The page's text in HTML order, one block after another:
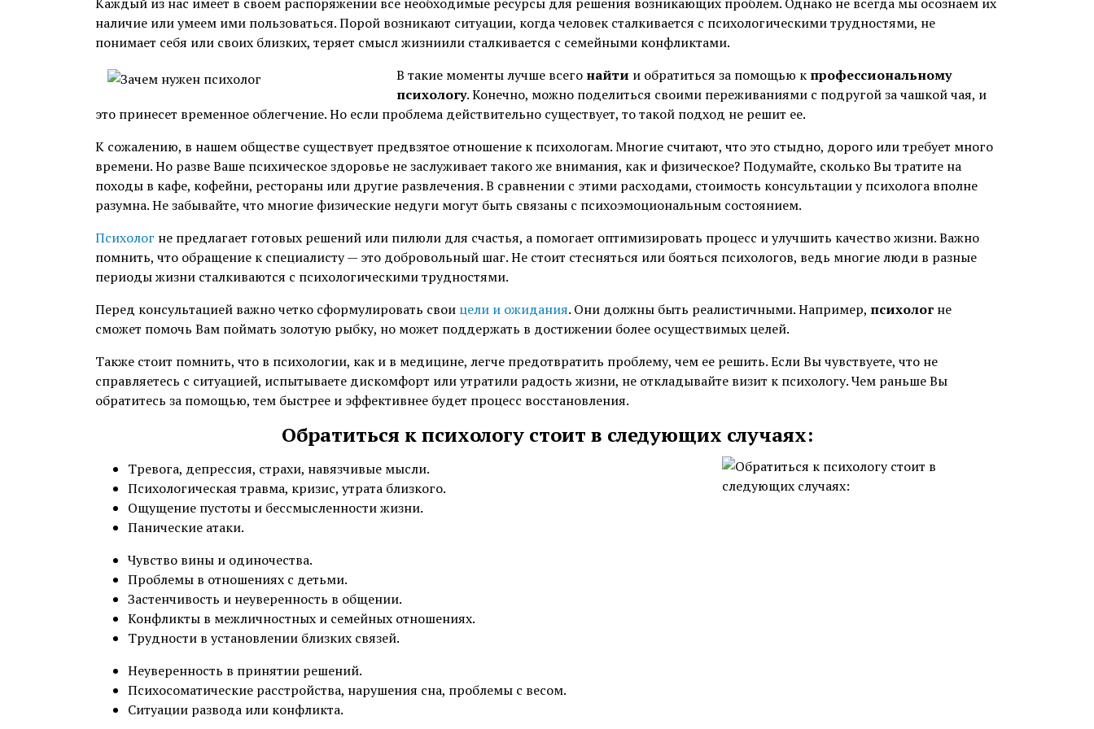
Чего я хочу?
Скандалы спасают жизни
психологии
Хорошие злые люди
Женщины, ботокс и война
Причины обращения ко мне
Украли сахар
Достают и доводят
Почему так тяжело?
Жизнью за жизнь
Честно о психологах
Давайте найдем виноватого
(кто найдет, тому приз)
наличие или умеем ими пользоваться. Порой возникают ситуации, когда человек сталкивается с психологическими трудностями, не
понимает себя или своих близких, теряет смысл жизниили сталкивается с семейными конфликтами.
В такие моменты лучше всего найти и обратиться за помощью к профессиональному
психологу. Конечно, можно поделиться своими переживаниями с подругой за чашкой чая, и
это принесет временное облегчение. Но если проблема действительно существует, то такой подход не решит ее.
К сожалению, в нашем обществе существует предвзятое отношение к психологам. Многие считают, что это стыдно, дорого или требует много
времени. Но разве Ваше психическое здоровье не заслуживает такого же внимания, как и физическое? Подумайте, сколько Вы тратите на
походы в кафе, кофейни, рестораны или другие развлечения. В сравнении с этими расходами, стоимость консультации у психолога вполне
разумна. Не забывайте, что многие физические недуги могут быть связаны с психоэмоциональным состоянием.
Психолог не предлагает готовых решений или пилюли для счастья, а помогает оптимизировать процесс и улучшить качество жизни. Важно
помнить, что обращение к специалисту — это добровольный шаг. Не стоит стесняться или бояться психологов, ведь многие люди в разные
периоды жизни сталкиваются с психологическими трудностями.
Перед консультацией важно четко сформулировать свои цели и ожидания. Они должны быть реалистичными. Например, психолог не
сможет помочь Вам поймать золотую рыбку, но может поддержать в достижении более осуществимых целей.
Также стоит помнить, что в психологии, как и в медицине, легче предотвратить проблему, чем ее решить. Если Вы чувствуете, что не
справляетесь с ситуацией, испытываете дискомфорт или утратили радость жизни, не откладывайте визит к психологу. Чем раньше Вы
обратитесь за помощью, тем быстрее и эффективнее будет процесс восстановления.
Обратиться к психологу стоит в следующих случаях:
Тревога, депрессия, страхи, навязчивые мысли.
Психологическая травма, кризис, утрата близкого.
Ощущение пустоты и бессмысленности жизни.
Панические атаки.
Чувство вины и одиночества.
Проблемы в отношениях с детьми.
Застенчивость и неуверенность в общении.
Конфликты в межличностных и семейных отношениях.
Трудности в установлении близких связей.
Неуверенность в принятии решений.
Психосоматические расстройства, нарушения сна, проблемы с весом.
Ситуации развода или конфликта.